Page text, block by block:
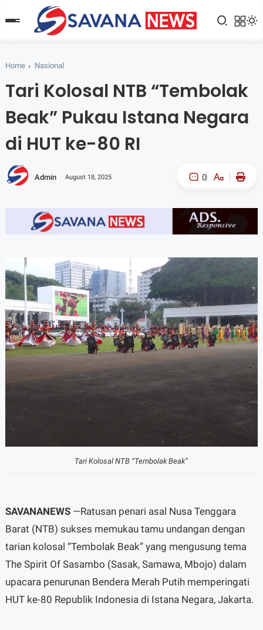
Home Nasional
Tari Kolosal NTB “Tembolak
Beak” Pukau Istana Negara
di HUT ke-80 RI
Admin August 18, 2025 0
A- A+
Tari Kolosal NTB “Tembolak Beak”
SAVANANEWS—Ratusan penari asal Nusa Tenggara
Barat (NTB) sukses memukau tamu undangan dengan
tarian kolosal “Tembolak Beak” yang mengusung tema
The Spirit Of Sasambo (Sasak, Samawa, Mbojo) dalam
upacara penurunan Bendera Merah Putih memperingati
HUT ke-80 Republik Indonesia di Istana Negara, Jakarta.